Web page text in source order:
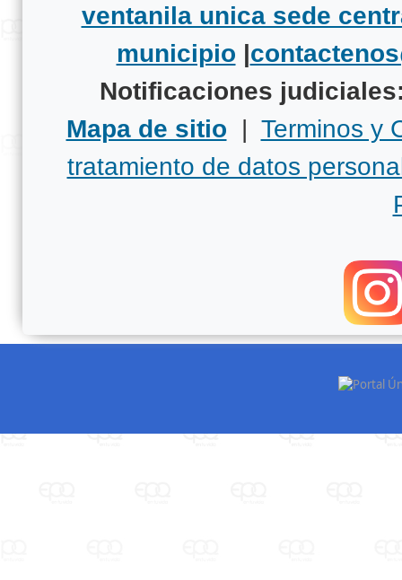
ventanila unica sede
municipio |
Notificaciones
Mapa de sitio | Terminos y
tratamiento de datos